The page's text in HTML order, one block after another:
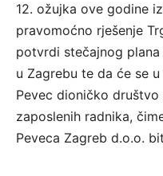
12. ožujka ove godine
pravomoćno rješenje
potvrdi stečajnog
u Zagrebu te da će se
Pevec dioničko
zaposlenih radnika,
Peveca Zagreb d.o.o.